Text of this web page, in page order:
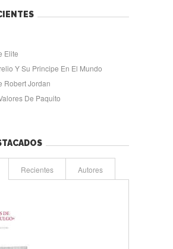
Elite
Y Su Principe En El Mundo
Robert Jordan
De Paquito
Recientes Autores